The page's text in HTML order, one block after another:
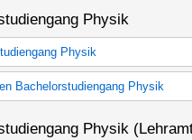
Physik
Physik
Physik (StO 2006)
Physik (StO 2012)
Bachelorstudiengang Physik
Physik (StO
Physik